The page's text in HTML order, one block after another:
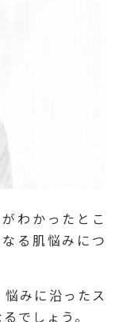
わかったとこ
る肌悩みにつ
みに沿ったス
でしょう。